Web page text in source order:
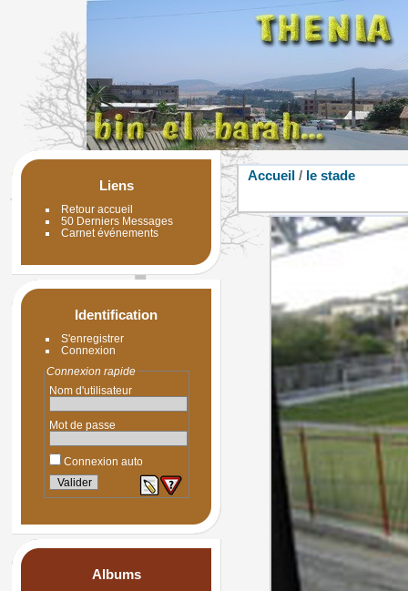
Liens
Retour accueil
50 Derniers Messages
Carnet événements
Identification
S'enregistrer
Connexion
Connexion rapide
Nom d'utilisateur
Mot de passe
Connexion auto
Albums
Accueil / le stade